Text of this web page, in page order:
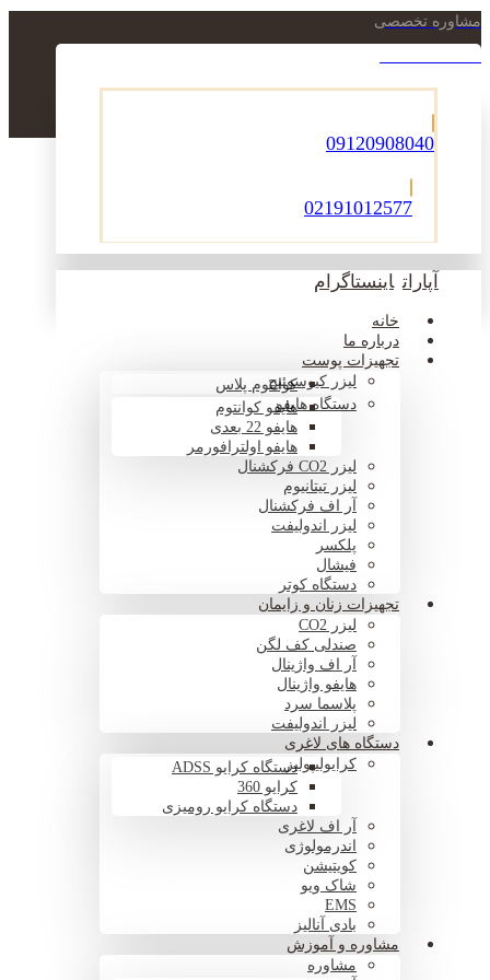
مشاوره تخصصی
09120908040
02191012577
آپارات اینستاگرام
خانه
درباره ما
تجهیزات پوست
لیزر کیوسوئیچکوانتوم پلاس
دستگاه هایفوهایفو کوانتوم
هایفو 22 بعدی
هایفو اولترافورمر
لیزر CO2 فرکشنال
لیزر تیتانیوم
آر اف فرکشنال
لیزر اندولیفت
پلکسر
فیشال
دستگاه کوتر
تجهیزات زنان و زایمان
لیزر CO2
صندلی کف لگن
آر اف واژینال
هایفو واژینال
پلاسما سرد
لیزر اندولیفت
دستگاه های لاغری
کرایولیپولیزدستگاه کرایو ADSS
کرایو 360
دستگاه کرایو رومیزی
آر اف لاغری
اندرمولوژی
کویتیشن
شاک ویو
EMS
بادی آنالیز
مشاوره و آموزش
مشاوره